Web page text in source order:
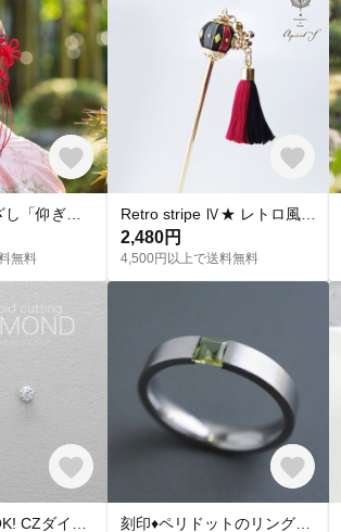
無料
2,480円
4,500円以上で送料無料